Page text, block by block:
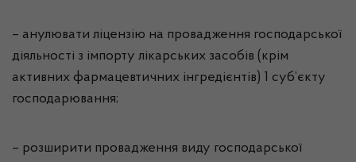
– анулювати ліцензію на провадження господарської
діяльності з імпорту лікарських засобів (крім
активних фармацевтичних інгредієнтів) 1 суб’єкту
господарювання;
– розширити провадження виду господарської